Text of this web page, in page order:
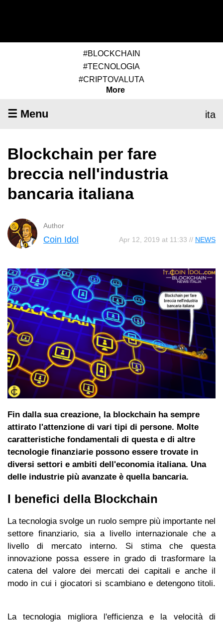
#BLOCKCHAIN
#TECNOLOGIA
#CRIPTOVALUTA
More
☰ Menu ita
Blockchain per fare
breccia nell'industria
bancaria italiana
Apr 12, 2019 at 11:33 // NEWS
Author
Coin Idol
Fin dalla sua creazione, la blockchain ha sempre
attirato l'attenzione di vari tipi di persone. Molte
caratteristiche fondamentali di questa e di altre
tecnologie finanziarie possono essere trovate in
diversi settori e ambiti dell'economia italiana. Una
delle industrie più avanzate è quella bancaria.
I benefici della Blockchain
La tecnologia svolge un ruolo sempre più importante nel
settore finanziario, sia a livello internazionale che a
livello di mercato interno. Si stima che questa
innovazione possa essere in grado di trasformare la
catena del valore dei mercati dei capitali e anche il
modo in cui i giocatori si scambiano e detengono titoli.
La tecnologia migliora l'efficienza e la velocità di